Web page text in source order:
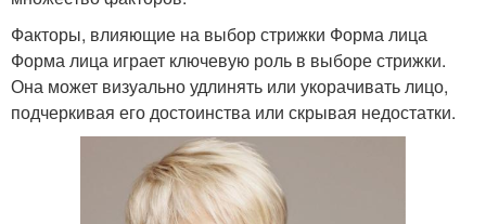
Факторы, влияющие на выбор стрижки Форма лица
Форма лица играет ключевую роль в выборе стрижки.
Она может визуально удлинять или укорачивать лицо,
подчеркивая его достоинства или скрывая недостатки.